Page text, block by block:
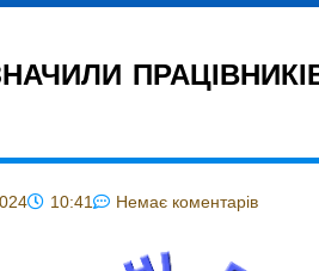
10:41 Немає коментарів